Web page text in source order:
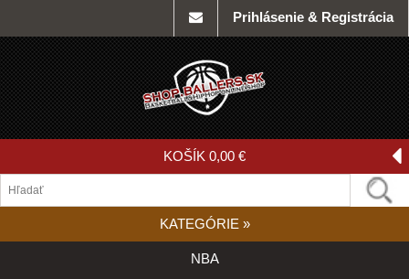
Prihlásenie & Registrácia
KOŠÍK 0,00 €
KATEGÓRIE »
NBA